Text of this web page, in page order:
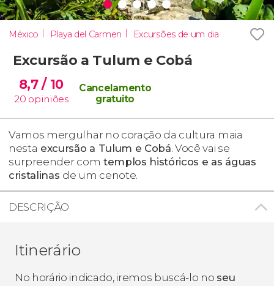
México Playa del Carmen Excursões de um dia
Excursão a Tulum e Cobá
8,7/ 10
20 opiniões
Cancelamento
gratuito
Vamos mergulhar no coração da cultura maia
nesta excursão a Tulum e Cobá. Você vai se
surpreender com templos históricos e as águas
cristalinas de um cenote.
DESCRIÇÃO
Itinerário
No horário indicado, iremos buscá-lo no seu